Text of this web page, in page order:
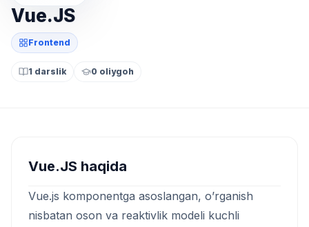
Vue.JS
Frontend
1 darslik 0 oliygoh
Vue.JS haqida
Vue.js komponentga asoslangan, o’rganish
nisbatan oson va reaktivlik modeli kuchli